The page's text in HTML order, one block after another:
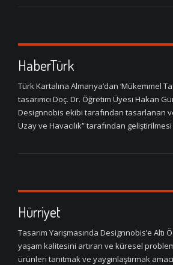
HaberTürk
Türk Kartalına Almanya’dan ‘Mükemmel
tasarımcı Doç. Dr. Öğretim Üyesi Hakan
Designnobis ekibi tarafından tasarlanan
Uzay ve Havacılık” tarafından geliştirilmesi
Hürriyet
Tasarım Yarışmasında Designnobis’e
yaşam kalitesini artıran ve küresel
ürünleri tanıtmak ve yaygınlaştırmak